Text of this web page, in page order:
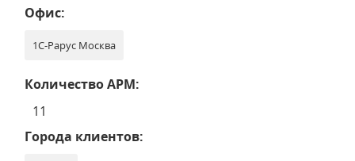
Офис:
1С-Рарус Москва
Количество АРМ:
11
Города клиентов: